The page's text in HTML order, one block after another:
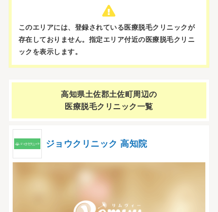
このエリアには、登録されている医療脱毛クリニックが
存在しておりません。 指定エリア付近の医療脱毛クリニ
ックを表示します。
高知県土佐郡土佐町周辺の
医療脱毛クリニック一覧
ジョウクリニック 高知院